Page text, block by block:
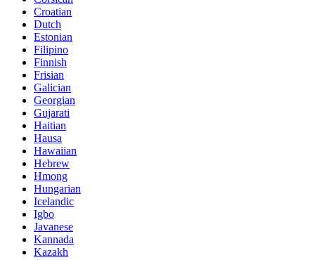
Croatian
Dutch
Estonian
Filipino
Finnish
Frisian
Galician
Georgian
Gujarati
Haitian
Hausa
Hawaiian
Hebrew
Hmong
Hungarian
Icelandic
Igbo
Javanese
Kannada
Kazakh